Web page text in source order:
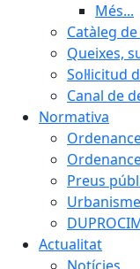
Més...
Catàleg
Queixes,
Sol·licitud
Canal de
Normativa
Preus
Urbanisme
Actualitat